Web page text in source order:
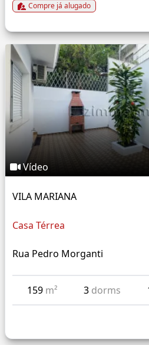
Compre já alugado
Vídeo
VILA MARIANA
Casa Térrea
Rua Pedro Morganti
159 m² 3 dorms